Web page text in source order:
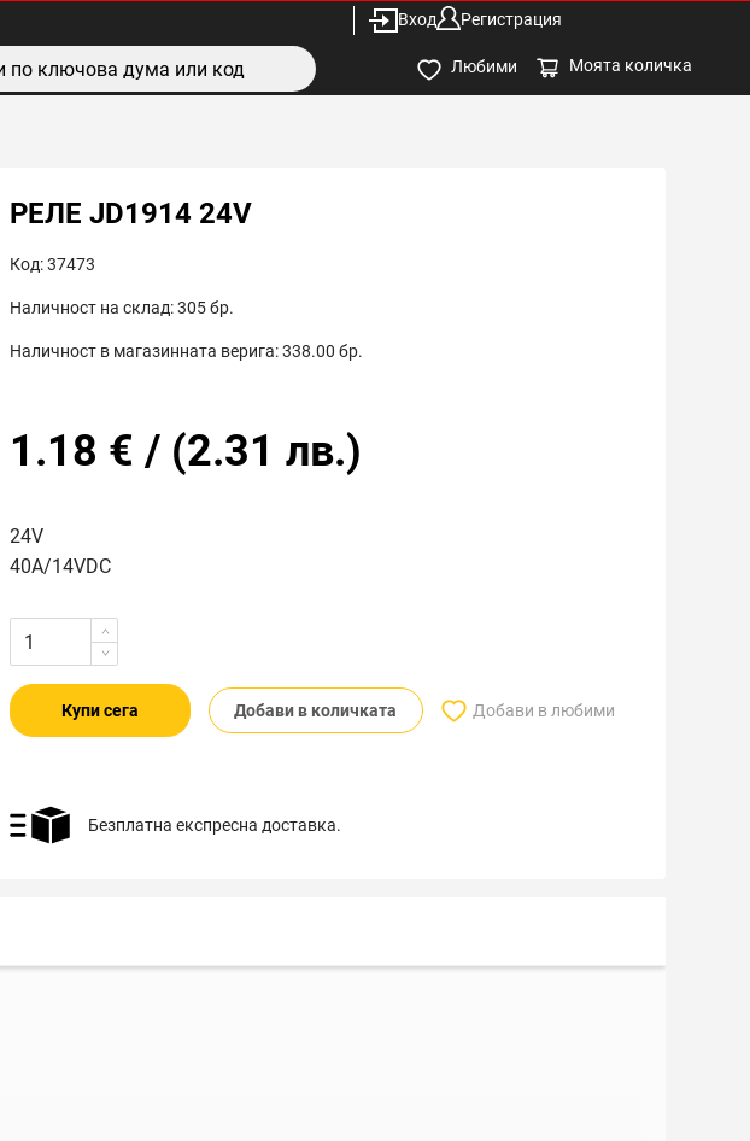
Вход Регистрация
Любими Моята количка
РЕЛЕ JD1914 24V
Код:37473
Наличност на склад:305бр.
Наличност в магазинната верига:338.00 бр.
1.18 € / (2.31 лв.)
24V
40A/14VDC
Купи сега Добави в количката Добави в любими
Безплатна експресна доставка.